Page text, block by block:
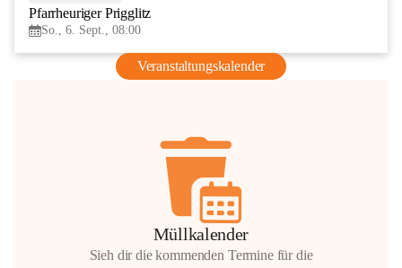
Pfarrheuriger Prigglitz
So., 6. Sept., 08:00
Veranstaltungskalender
Müllkalender
Sieh dir die kommenden Termine für die